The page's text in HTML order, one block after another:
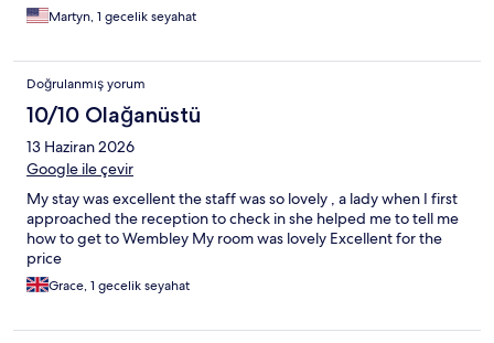
Martyn, 1 gecelik seyahat
Doğrulanmış yorum
10/10 Olağanüstü
13 Haziran 2026
Google ile çevir
My stay was excellent the staff was so lovely , a lady when I first
approached the reception to check in she helped me to tell me
how to get to Wembley My room was lovely Excellent for the
price
Grace, 1 gecelik seyahat